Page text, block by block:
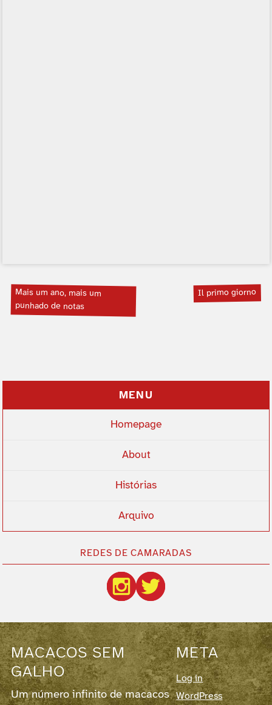
Mais um ano, mais um
punhado de notas
Il primo giorno
MENU
Homepage
About
Histórias
Arquivo
REDES DE CAMARADAS
MACACOS SEM
GALHO
Um número infinito de macacos
META
Log in
WordPress